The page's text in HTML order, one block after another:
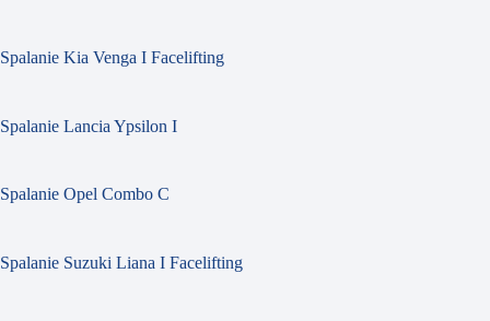
Spalanie Kia Venga I Facelifting
Spalanie Lancia Ypsilon I
Spalanie Opel Combo C
Spalanie Suzuki Liana I Facelifting